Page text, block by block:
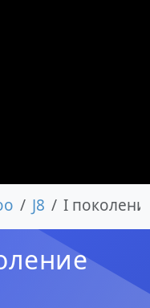
J8 I